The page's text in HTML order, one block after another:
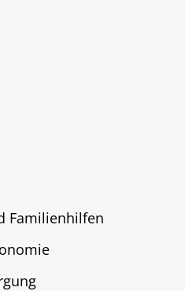
Familienhilfen